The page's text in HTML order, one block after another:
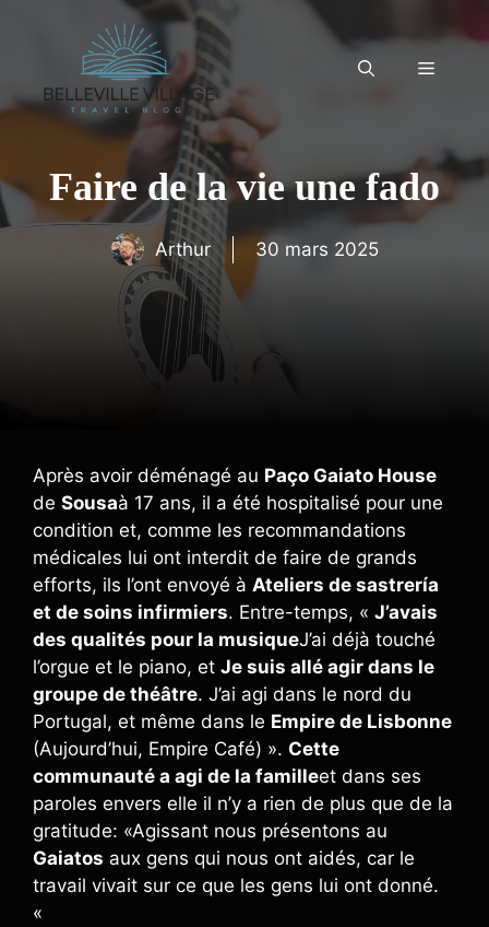
Menu
Faire de la vie une fado
Arthur 30 mars 2025
Après avoir déménagé au Paço Gaiato House
de Sousaà 17 ans, il a été hospitalisé pour une
condition et, comme les recommandations
médicales lui ont interdit de faire de grands
efforts, ils l’ont envoyé à Ateliers de sastrería
et de soins infirmiers. Entre-temps, « J’avais
des qualités pour la musiqueJ’ai déjà touché
l’orgue et le piano, et Je suis allé agir dans le
groupe de théâtre. J’ai agi dans le nord du
Portugal, et même dans le Empire de Lisbonne
(Aujourd’hui, Empire Café) ». Cette
communauté a agi de la familleet dans ses
paroles envers elle il n’y a rien de plus que de la
gratitude: «Agissant nous présentons au
Gaiatos aux gens qui nous ont aidés, car le
travail vivait sur ce que les gens lui ont donné.
«